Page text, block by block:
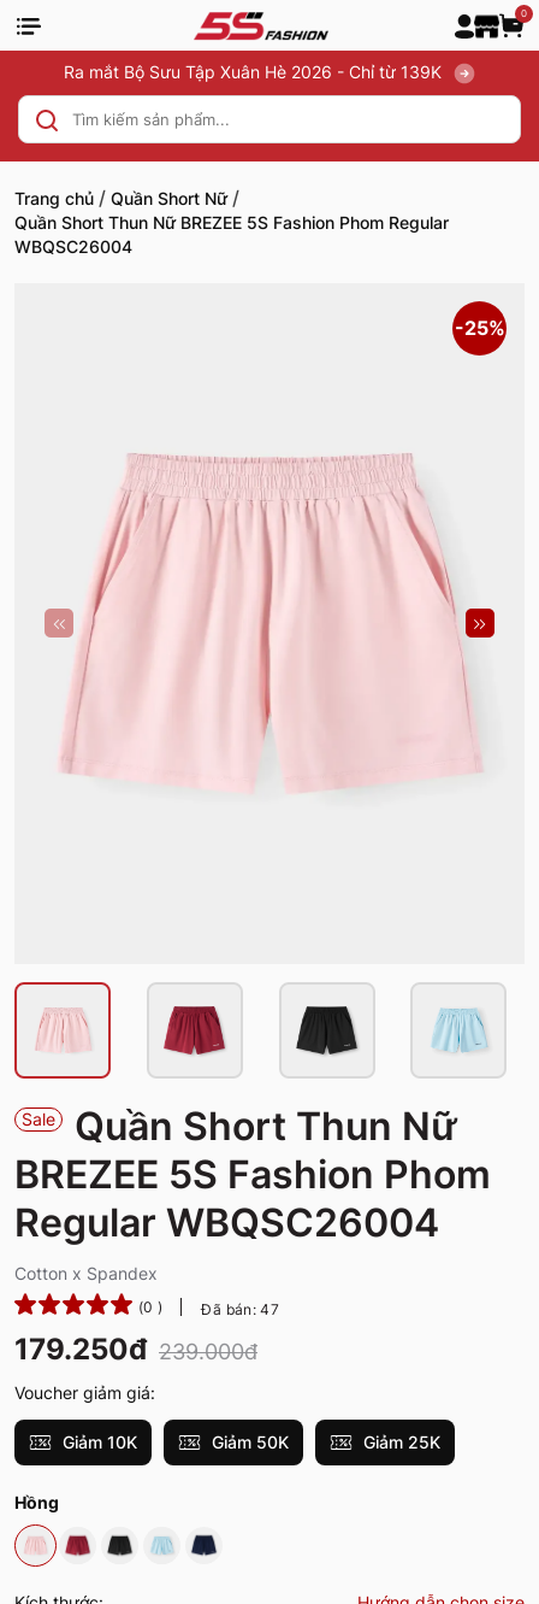
0
Ra mắt Bộ Sưu Tập Xuân Hè 2026 - Chỉ từ 139K
Trang chủ / Quần Short Nữ /
Quần Short Thun Nữ BREZEE 5S Fashion Phom Regular
WBQSC26004
-25%
Sale
Quần Short Thun Nữ
BREZEE 5S Fashion Phom
Regular WBQSC26004
Cotton x Spandex
(0 ) Đã bán: 47
179.250đ 239.000đ
Voucher giảm giá:
Giảm 10K Giảm 50K Giảm 25K
Hồng